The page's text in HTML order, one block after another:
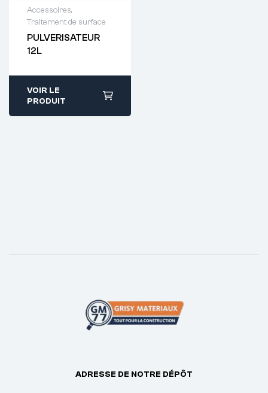
Accessoires,
Traitement de surface
PULVERISATEUR
12L
devis : 01 64 88
93 38
VOIR LE
PRODUIT
ADRESSE DE NOTRE DÉPÔT